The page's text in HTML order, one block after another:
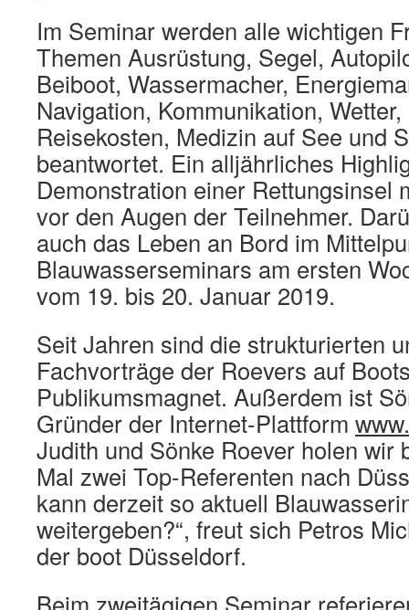
Im Seminar werden alle wichtigen
Themen Ausrüstung, Segel,
Beiboot, Wassermacher,
Navigation, Kommunikation,
Reisekosten, Medizin auf See und
beantwortet. Ein alljährliches
Demonstration einer Rettungsinsel
vor den Augen der Teilnehmer.
auch das Leben an Bord im
Blauwasserseminars am ersten
vom 19. bis 20. Januar 2019.
Seit Jahren sind die strukturierten
Fachvorträge der Roevers auf
Publikumsmagnet. Außerdem ist
Gründer der Internet-Plattform
Judith und Sönke Roever holen wir
Mal zwei Top-Referenten nach
kann derzeit so aktuell
weitergeben?“, freut sich Petros
der boot Düsseldorf.